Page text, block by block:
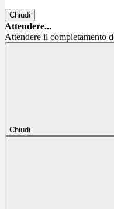
Chiudi
Attendere...
Attendere il completamento
Chiudi